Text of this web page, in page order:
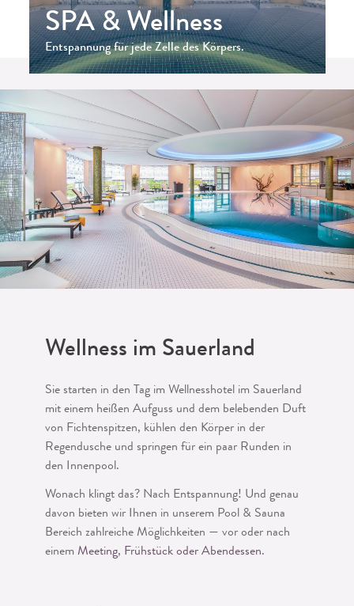
SPA & Wellness
Entspannung für jede Zelle des Körpers.
Wellness im Sauerland
Sie starten in den Tag im Wellnesshotel im Sauerland
mit einem heißen Aufguss und dem belebenden Duft
von Fichtenspitzen, kühlen den Körper in der
Regendusche und springen für ein paar Runden in
den Innenpool.
Wonach klingt das? Nach Entspannung! Und genau
davon bieten wir Ihnen in unserem Pool & Sauna
Bereich zahlreiche Möglichkeiten — vor oder nach
einem Meeting, Frühstück oder Abendessen.